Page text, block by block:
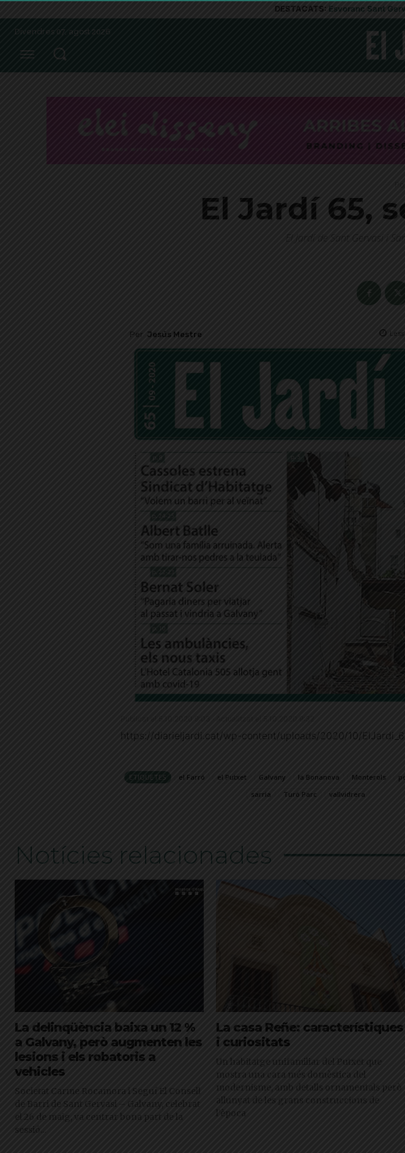
DESTACATS: Esvoranc Sant
Divendres 07, agost 2026
El Jardí 65,
El Jardí de Sant Gervasi i
Per Jesús Mestre
https://diarieljardi.cat/wp-content/uploads/2020/10/
ETIQUETES el Farró el Putxet Galvany la Bonanova Monterols
sarria
Turó Parc vallvidrera
Notícies relacionades
La delinqüència baixa un 12 %
a Galvany, però augmenten les
lesions i els robatoris a
vehicles
Societat Carme Rocamora i Seguí El Consell
de Barri de Sant Gervasi – Galvany, celebrat
el 26 de maig, va centrar bona part de la
sessió...
La casa Reñe: característiques
i curiositats
Un habitatge unifamiliar del Putxet que
mostra una cara més domèstica del
modernisme, amb detalls ornamentals però
allunyat de les grans construccions de
l’època